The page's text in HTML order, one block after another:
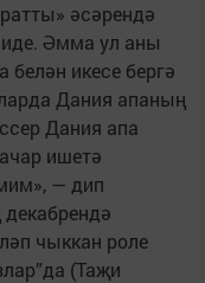
әсәрендә
иде. Әмма ул аны
икесе бергә
Дания апаның
Дания апа
ишетә
— дип
чыккан роле
(Таҗи